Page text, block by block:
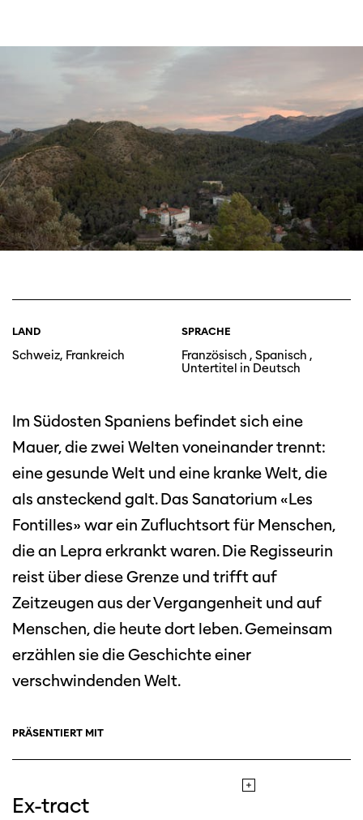
LAND
Schweiz, Frankreich
SPRACHE
Französisch , Spanisch ,
Untertitel in Deutsch
Im Südosten Spaniens befindet sich eine
Mauer, die zwei Welten voneinander trennt:
eine gesunde Welt und eine kranke Welt, die
als ansteckend galt. Das Sanatorium «Les
Fontilles» war ein Zufluchtsort für Menschen,
die an Lepra erkrankt waren. Die Regisseurin
reist über diese Grenze und trifft auf
Zeitzeugen aus der Vergangenheit und auf
Menschen, die heute dort leben. Gemeinsam
erzählen sie die Geschichte einer
verschwindenden Welt.
PRÄSENTIERT MIT
Ex-tract